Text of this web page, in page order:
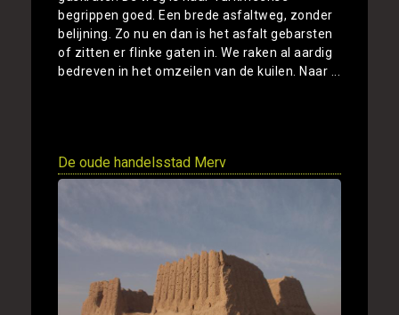
begrippen goed. Een brede asfaltweg, zonder
belijning. Zo nu en dan is het asfalt gebarsten
of zitten er flinke gaten in. We raken al aardig
bedreven in het omzeilen van de kuilen. Naar ...
De oude handelsstad Merv